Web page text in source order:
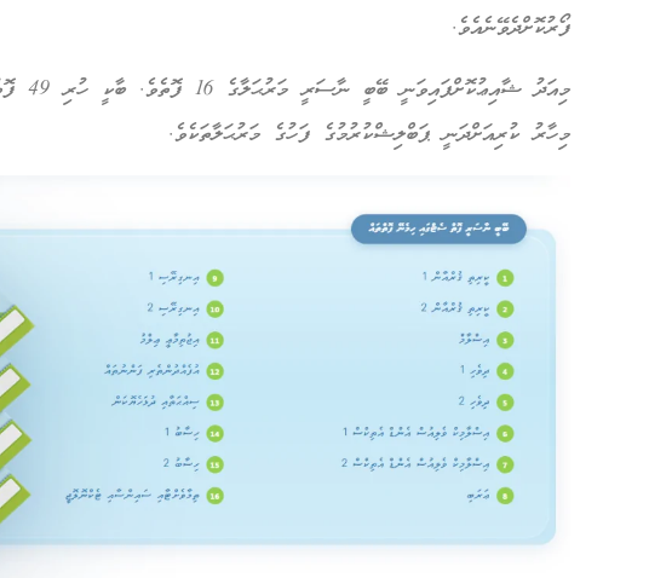
ފޯރުކޮށްދެވޭނެއެވެ.
މިހާރު ކުރިއަށްދަނީ ޕަބްލިޝްކުރުމުގެ ފަހުގެ މަރުޙަލާތަކެވެ.